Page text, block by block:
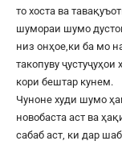
то хоста ва
шумораи шумо
низ онҳое,ки ба мо
такопуву
кори бештар кунем.
Чуноне худи шумо
новобаста аст ва
сабаб аст, ки дар